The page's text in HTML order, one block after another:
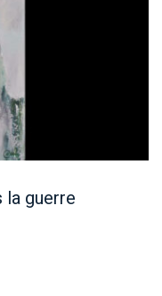
la guerre